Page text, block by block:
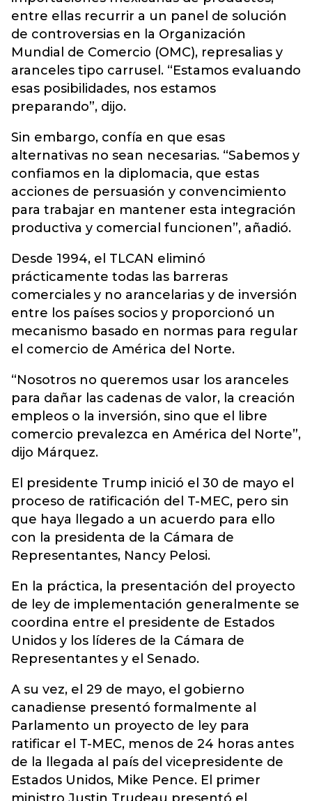
entre ellas recurrir a un panel de solución
de controversias en la Organización
Mundial de Comercio (OMC), represalias y
aranceles tipo carrusel. “Estamos evaluando
esas posibilidades, nos estamos
preparando”, dijo.
Sin embargo, confía en que esas
alternativas no sean necesarias. “Sabemos y
confiamos en la diplomacia, que estas
acciones de persuasión y convencimiento
para trabajar en mantener esta integración
productiva y comercial funcionen”, añadió.
Desde 1994, el TLCAN eliminó
prácticamente todas las barreras
comerciales y no arancelarias y de inversión
entre los países socios y proporcionó un
mecanismo basado en normas para regular
el comercio de América del Norte.
“Nosotros no queremos usar los aranceles
para dañar las cadenas de valor, la creación
empleos o la inversión, sino que el libre
comercio prevalezca en América del Norte”,
dijo Márquez.
El presidente Trump inició el 30 de mayo el
proceso de ratificación del T-MEC, pero sin
que haya llegado a un acuerdo para ello
con la presidenta de la Cámara de
Representantes, Nancy Pelosi.
En la práctica, la presentación del proyecto
de ley de implementación generalmente se
coordina entre el presidente de Estados
Unidos y los líderes de la Cámara de
Representantes y el Senado.
A su vez, el 29 de mayo, el gobierno
canadiense presentó formalmente al
Parlamento un proyecto de ley para
ratificar el T-MEC, menos de 24 horas antes
de la llegada al país del vicepresidente de
Estados Unidos, Mike Pence. El primer